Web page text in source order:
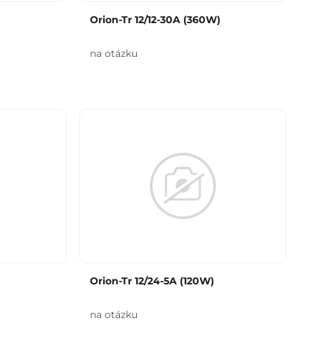
Orion-Tr 12/12-30A (360W)
na otázku
Orion-Tr 12/24-5A (120W)
na otázku